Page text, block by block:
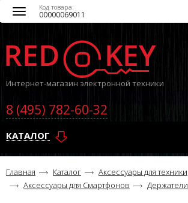
Toggle
navigation
Код товара:
00000069011
Интернет-магазин электронной техники
8 (495) 782-60-32
КАТАЛОГ
Главная Каталог
Аксессуары для техники
Аксессуары для Смартфонов
Держатели